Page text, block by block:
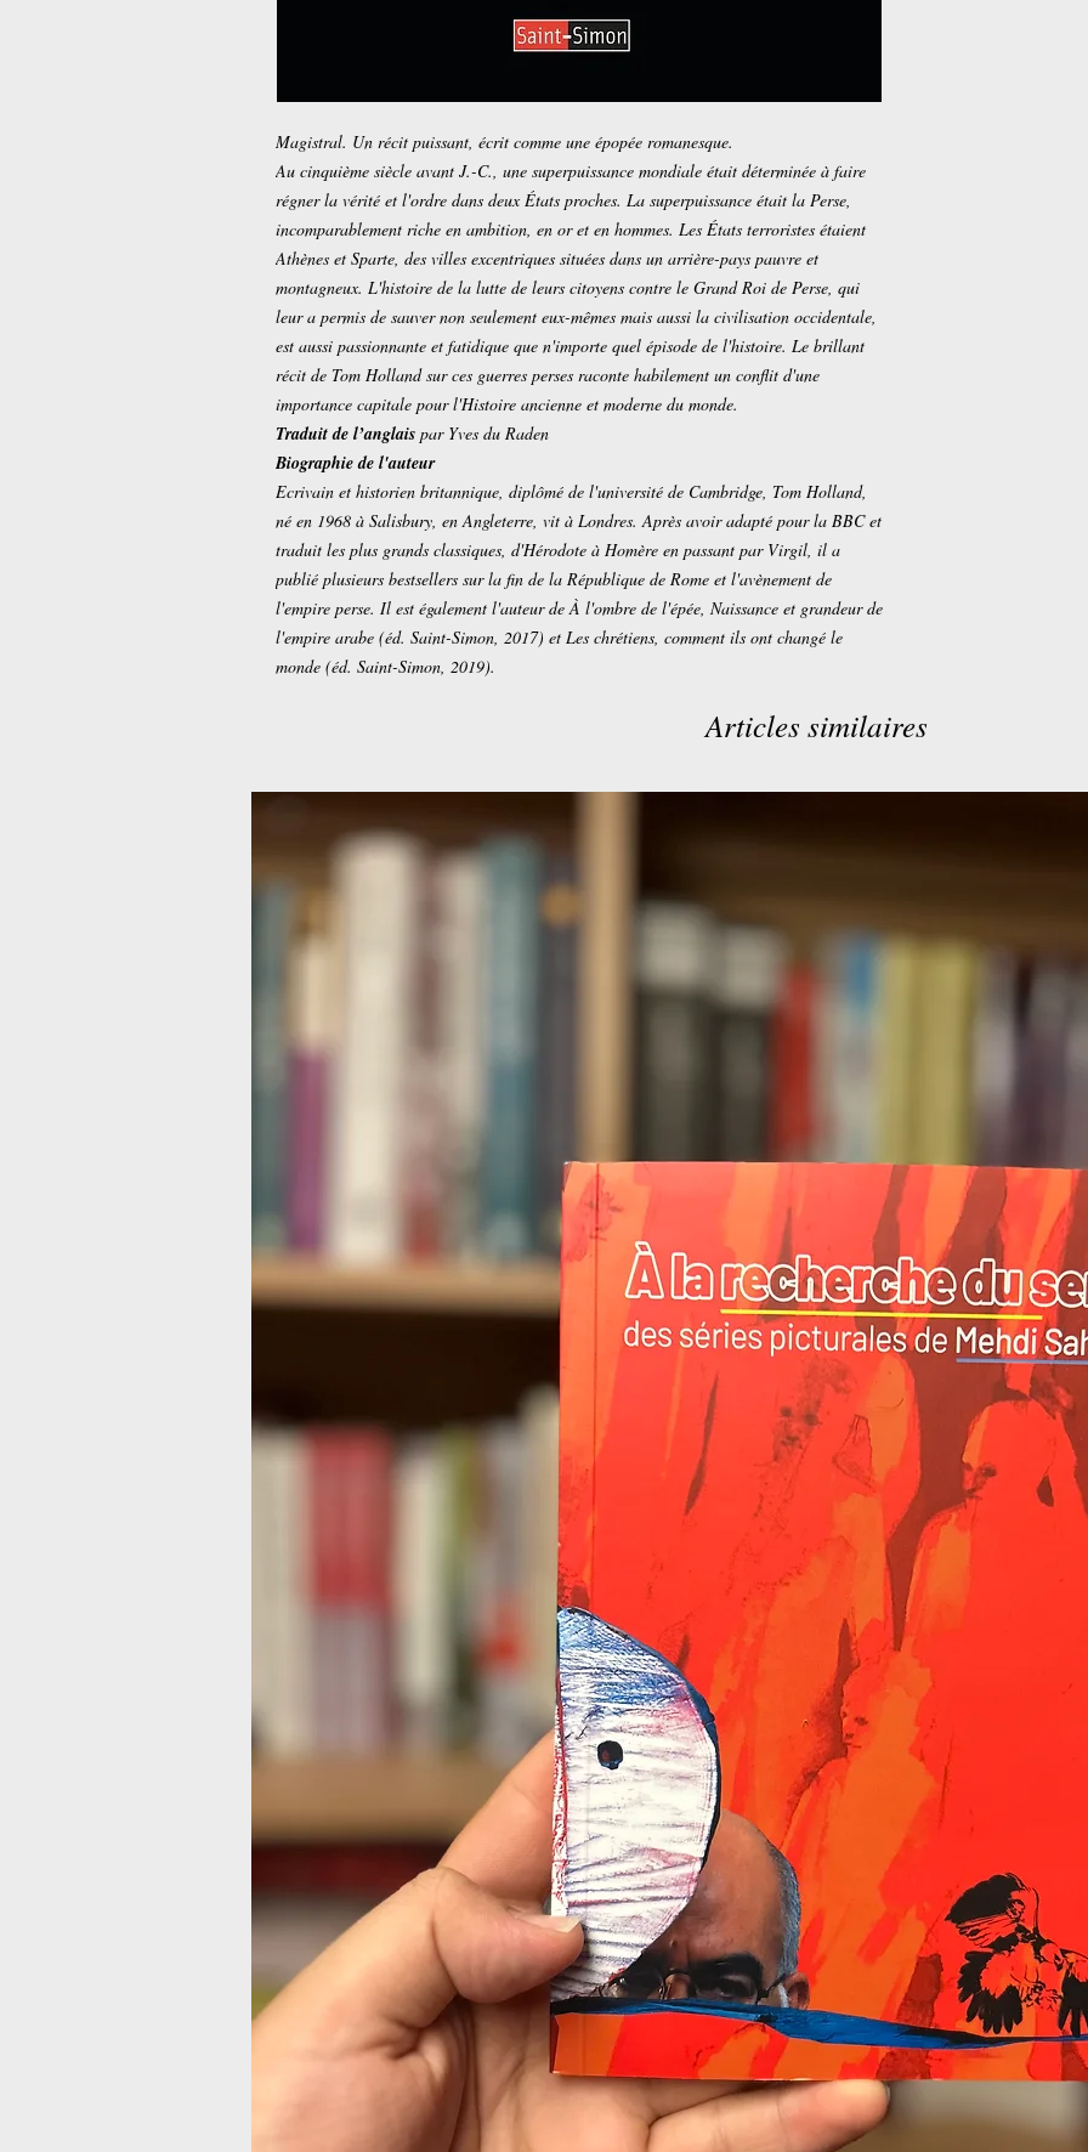
Magistral. Un récit puissant, écrit comme une épopée romanesque.
Au cinquième siècle avant J.-C., une superpuissance mondiale était déterminée à faire
régner la vérité et l'ordre dans deux États proches. La superpuissance était la Perse,
incomparablement riche en ambition, en or et en hommes. Les États terroristes étaient
Athènes et Sparte, des villes excentriques situées dans un arrière-pays pauvre et
montagneux. L'histoire de la lutte de leurs citoyens contre le Grand Roi de Perse, qui
leur a permis de sauver non seulement eux-mêmes mais aussi la civilisation occidentale,
est aussi passionnante et fatidique que n'importe quel épisode de l'histoire. Le brillant
récit de Tom Holland sur ces guerres perses raconte habilement un conflit d'une
importance capitale pour l'Histoire ancienne et moderne du monde.
Traduit de l’anglais par Yves du Raden
Biographie de l'auteur
Ecrivain et historien britannique, diplômé de l'université de Cambridge, Tom Holland,
né en 1968 à Salisbury, en Angleterre, vit à Londres. Après avoir adapté pour la BBC et
traduit les plus grands classiques, d'Hérodote à Homère en passant par Virgil, il a
publié plusieurs bestsellers sur la fin de la République de Rome et l'avènement de
l'empire perse. Il est également l'auteur de À l'ombre de l'épée, Naissance et grandeur de
l'empire arabe (éd. Saint-Simon, 2017) et Les chrétiens, comment ils ont changé le
monde (éd. Saint-Simon, 2019).
Articles similaires